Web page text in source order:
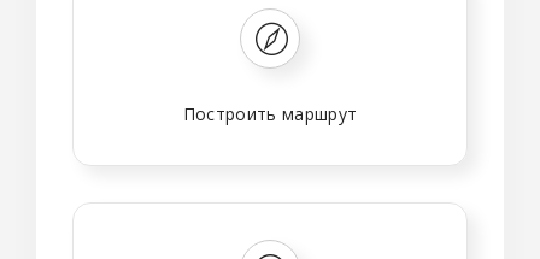
Построить маршрут